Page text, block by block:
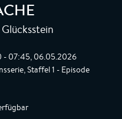
- 07:45, 06.05.2026
Staffel 1 - Episode